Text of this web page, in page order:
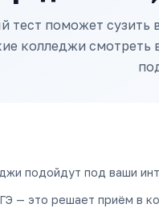
тест поможет
колледжи смотреть
подойдут под ваши
— это решает приём в